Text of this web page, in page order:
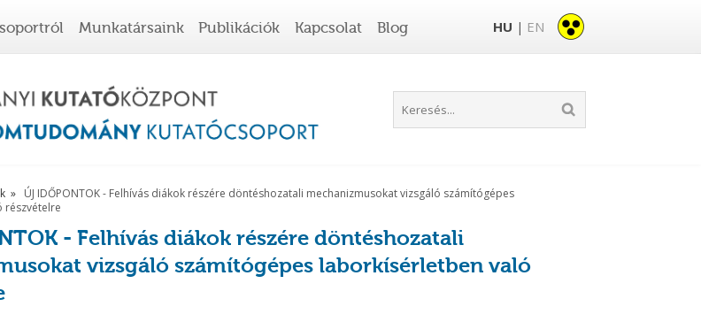
Munkatársaink Publikációk Kapcsolat Blog HU | EN
ÚJ IDŐPONTOK - Felhívás diákok részére döntéshozatali mechanizmusokat vizsgáló számítógépes
részvételre
- Felhívás diákok részére döntéshozatali
vizsgáló számítógépes laborkísérletben való